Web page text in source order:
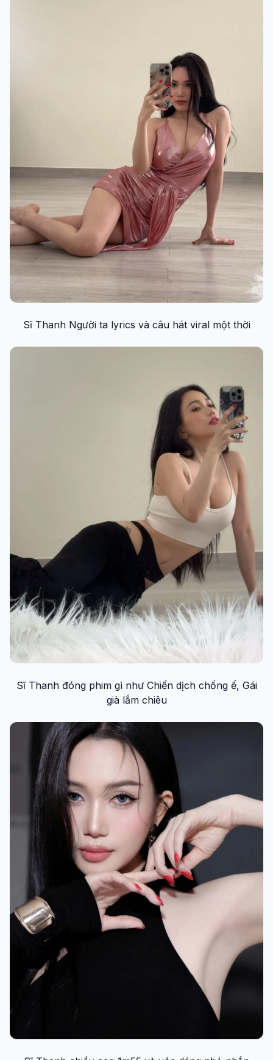
Sĩ Thanh Người ta lyrics và câu hát viral một thời
Sĩ Thanh đóng phim gì như Chiến dịch chống ế, Gái
già lắm chiêu